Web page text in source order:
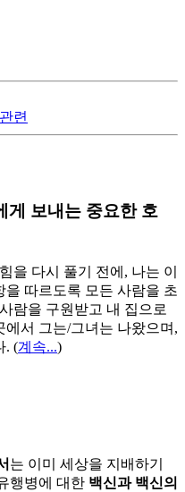
련
게 보내는 중요한 호
을 다시 풀기 전에, 나는 이
따르도록 모든 사람을 초
람을 구원받고 내 집으로
서 그는/그녀는 나왔으며,
. (계속...)
는 이미 세상을 지배하기
행병에 대한 백신과 백신의